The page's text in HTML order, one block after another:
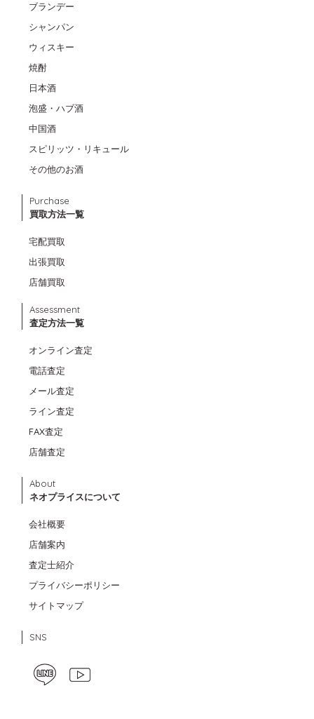
ブランデー
シャンパン
ウィスキー
焼酎
日本酒
泡盛・ハブ酒
中国酒
スピリッツ・リキュール
その他のお酒
Purchase
買取方法一覧
宅配買取
出張買取
店舗買取
Assessment
査定方法一覧
オンライン査定
電話査定
メール査定
ライン査定
FAX査定
店舗査定
About
ネオプライスについて
会社概要
店舗案内
査定士紹介
プライバシーポリシー
サイトマップ
SNS